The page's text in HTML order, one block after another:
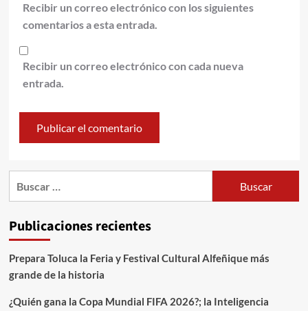
Recibir un correo electrónico con los siguientes
comentarios a esta entrada.
Recibir un correo electrónico con cada nueva
entrada.
Publicaciones recientes
Prepara Toluca la Feria y Festival Cultural Alfeñique más
grande de la historia
¿Quién gana la Copa Mundial FIFA 2026?; la Inteligencia